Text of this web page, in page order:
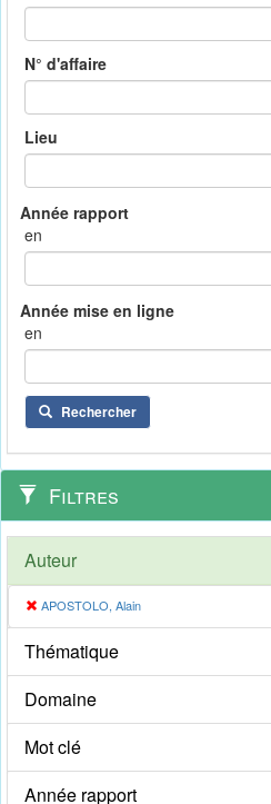
N° d'affaire
Lieu
en
en
Rechercher
Filtres
Auteur
APOSTOLO, Alain
Thématique
Domaine
Mot clé
Année rapport